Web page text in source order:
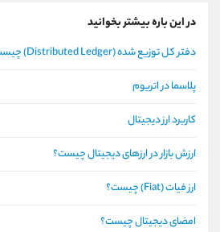
در این باره بیشتر بخوانید
دفتر کل توزیع شده (Distributed Ledger) چیست؟
پلاسما در اتریوم
کاربرد ارز دیجیتال
ارزش بازار در ارزهای دیجیتال چیست؟
ارز فیات (Fiat) چیست؟
امضای دیجیتال چیست؟